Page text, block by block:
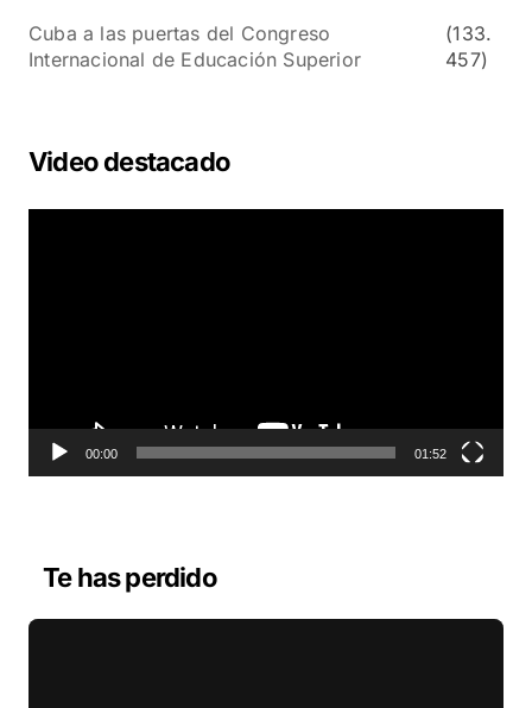
Cuba a las puertas del Congreso
Internacional de Educación Superior
(133.
457)
Video destacado
t
r
00:00 01:52
Te has perdido